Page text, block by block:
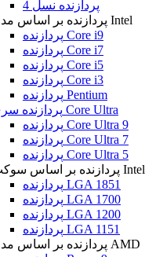
پردازنده نسل 4
پردازنده بر اساس مدل Intel
پردازنده Core i9
پردازنده Core i7
پردازنده Core i5
پردازنده Core i3
پردازنده Pentium
پردازنده سری Core Ultra
پردازنده Core Ultra 9
پردازنده Core Ultra 7
پردازنده Core Ultra 5
پردازنده بر اساس سوکت Intel
پردازنده LGA 1851
پردازنده LGA 1700
پردازنده LGA 1200
پردازنده LGA 1151
پردازنده بر اساس مدل AMD